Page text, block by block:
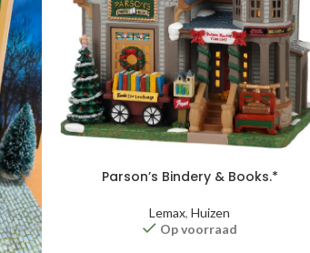
Parson’s Bindery & Books.*
Lemax,Huizen
Op voorraad